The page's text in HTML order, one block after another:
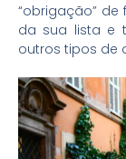
“obrigação”
da sua lista e
outros tipos de